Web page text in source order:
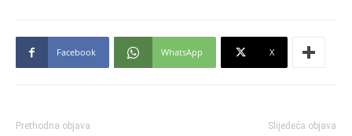
Facebook WhatsApp X
Prethodna objava Slijedeća objava